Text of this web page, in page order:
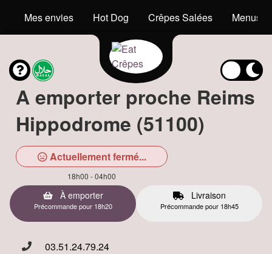
Mes envies Hot Dog Crêpes Salées Menus
A emporter proche Reims
Hippodrome (51100)
Actuellement fermé...
18h00 - 04h00
À emporter
Précommande pour 18h20
Livraison
Précommande pour 18h45
03.51.24.79.24